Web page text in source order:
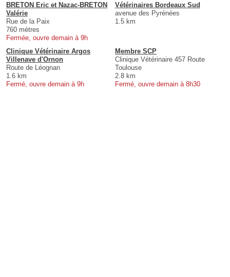
BRETON Eric et Nazac-BRETON
Valérie
Rue de la Paix
760 mètres
Fermée, ouvre demain à 9h
Vétérinaires Bordeaux Sud
avenue des Pyrénées
1.5 km
Clinique Vétérinaire Argos
Villenave d'Ornon
Route de Léognan
1.6 km
Fermé, ouvre demain à 9h
Membre SCP
Clinique Vétérinaire 457 Route
Toulouse
2.8 km
Fermé, ouvre demain à 8h30